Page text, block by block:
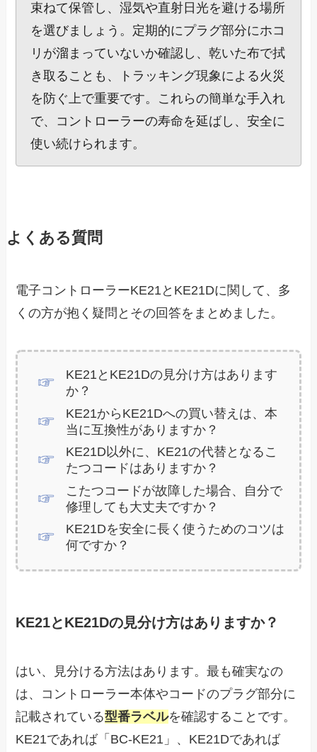
束ねて保管し、湿気や直射日光を避ける場所
を選びましょう。定期的にプラグ部分にホコ
リが溜まっていないか確認し、乾いた布で拭
き取ることも、トラッキング現象による火災
を防ぐ上で重要です。これらの簡単な手入れ
で、コントローラーの寿命を延ばし、安全に
使い続けられます。
よくある質問
電子コントローラーKE21とKE21Dに関して、多
くの方が抱く疑問とその回答をまとめました。
KE21とKE21Dの見分け方はあります
か？
KE21からKE21Dへの買い替えは、本
当に互換性がありますか？
KE21D以外に、KE21の代替となるこ
たつコードはありますか？
こたつコードが故障した場合、自分で
修理しても大丈夫ですか？
KE21Dを安全に長く使うためのコツは
何ですか？
KE21とKE21Dの見分け方はありますか？
はい、見分ける方法はあります。最も確実なの
は、コントローラー本体やコードのプラグ部分に
記載されている型番ラベルを確認することです。
KE21であれば「BC-KE21」、KE21Dであれば